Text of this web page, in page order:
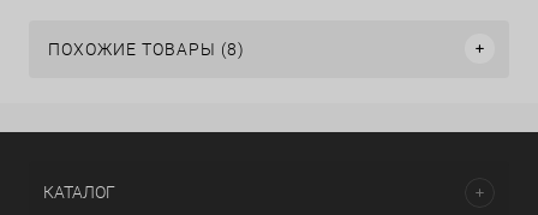
ПОХОЖИЕ ТОВАРЫ (8)
КАТАЛОГ